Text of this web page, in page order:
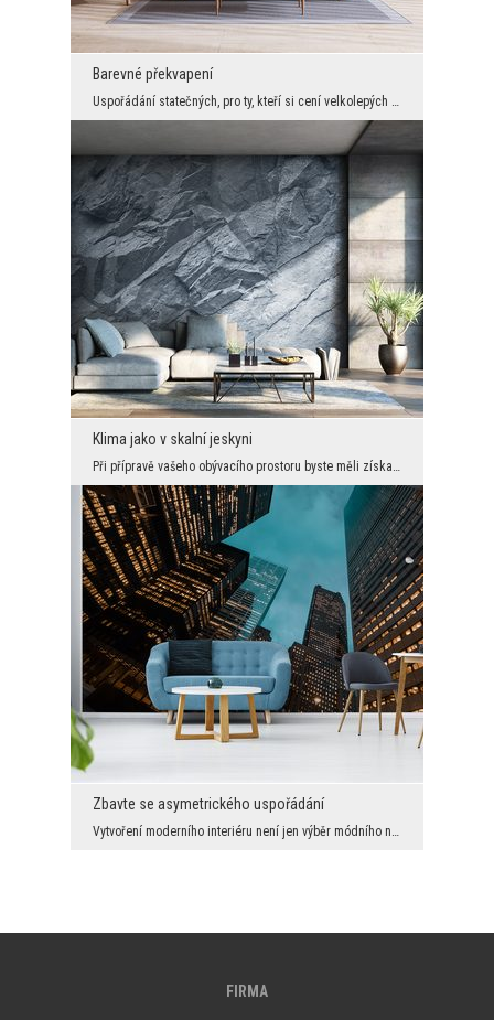
Barevné překvapení
Uspořádání statečných, pro ty, kteří si cení velkolepých efektů, prvek překvapení a originality n...
Klima jako v skalní jeskyni
Při přípravě vašeho obývacího prostoru byste měli získat nápady od přírody. To vám umožní vytváře...
Zbavte se asymetrického uspořádání
Vytvoření moderního interiéru není jen výběr módního nábytku a jeho obklopení různými šedými odst...
FIRMA